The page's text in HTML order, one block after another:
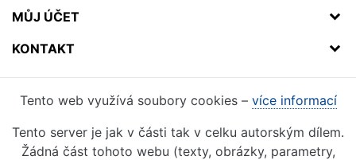
MŮJ ÚČET
KONTAKT
Tento web využívá soubory cookies – více informací
Tento server je jak v části tak v celku autorským dílem.
Žádná část tohoto webu (texty, obrázky, parametry,